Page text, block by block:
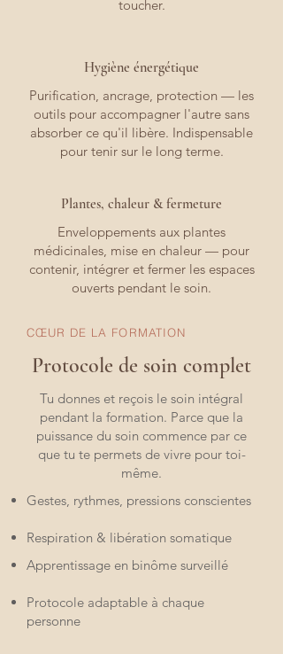
toucher.
Hygiène énergétique
Purification, ancrage, protection — les
outils pour accompagner l'autre sans
absorber ce qu'il libère. Indispensable
pour tenir sur le long terme.
Plantes, chaleur & fermeture
Enveloppements aux plantes
médicinales, mise en chaleur — pour
contenir, intégrer et fermer les espaces
ouverts pendant le soin.
CŒUR DE LA FORMATION
Protocole de soin complet
Tu donnes et reçois le soin intégral
pendant la formation. Parce que la
puissance du soin commence par ce
que tu te permets de vivre pour toi-
même.
Gestes, rythmes, pressions conscientes
Respiration & libération somatique
Apprentissage en binôme surveillé
Protocole adaptable à chaque
personne